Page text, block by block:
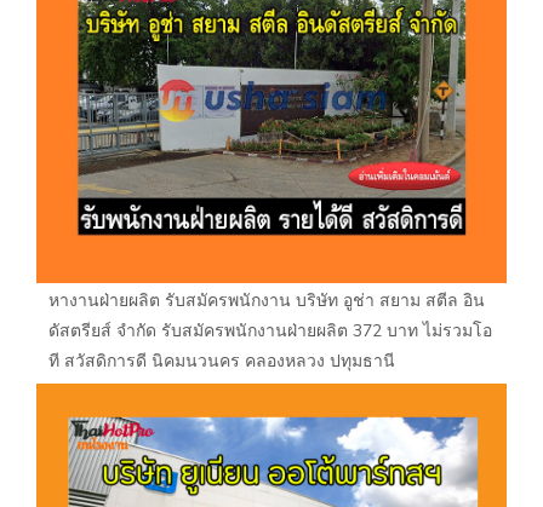
หางานฝ่ายผลิต รับสมัครพนักงาน บริษัท อูช่า สยาม สตีล อิน
ดัสตรียส์ จำกัด รับสมัครพนักงานฝ่ายผลิต 372 บาท ไม่รวมโอ
ที สวัสดิการดี นิคมนวนคร คลองหลวง ปทุมธานี